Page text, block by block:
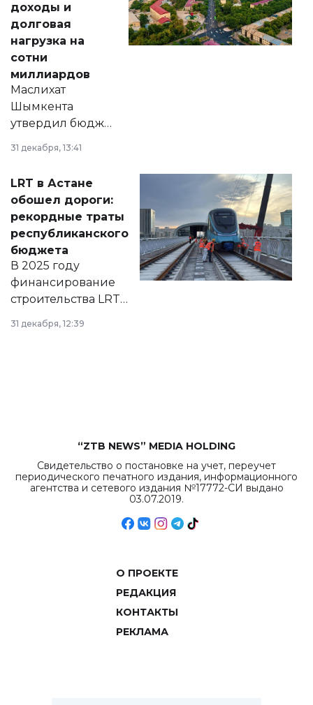
доходы и
долговая
нагрузка на
сотни
миллиардов
Маслихат
Шымкента
утвердил бюджет
города на 2026–
2028 годы.
документ
появился в базе
нормативных
правовых актов и
на сайте маслихат
города.
31 декабря, 13:41
LRT в Астане
обошел дороги:
рекордные траты
республиканского
бюджета
В 2025 году
финансирование
строительства LRT
в Астане из
республиканского
31 декабря, 12:39
“ZTB NEWS” MEDIA HOLDING
Свидетельство о постановке на учет, переучет
периодического печатного издания, информационного
агентства и сетевого издания №17772-СИ выдано
03.07.2019.
О ПРОЕКТЕ
РЕДАКЦИЯ
КОНТАКТЫ
РЕКЛАМА